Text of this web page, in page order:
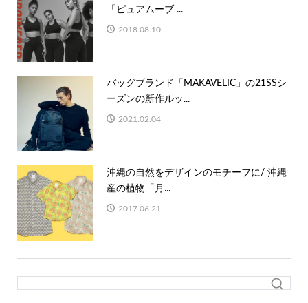
「ピュアムーブ ...
2018.08.10
バッグブランド「MAKAVELIC」の21SSシ
ーズンの新作ルッ...
2021.02.04
沖縄の自然をデザインのモチーフに/ 沖縄
産の植物「月...
2017.06.21